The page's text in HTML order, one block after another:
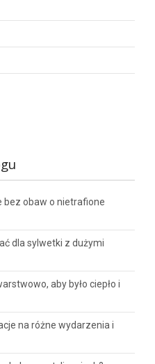
bez obaw o nietrafione
dla sylwetki z dużymi
aby było ciepło i
na różne wydarzenia i